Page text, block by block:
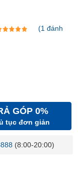
(1 đánh
GÓP 0%
tục đơn giản
(8:00-20:00)